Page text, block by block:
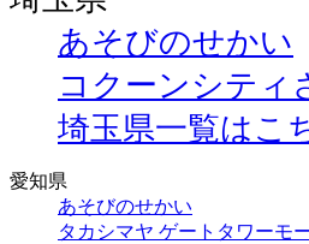
あそびのせかい
コクーンシティ
埼玉県一覧はこ
愛知県
あそびのせかい
タカシマヤ ゲートタワーモ